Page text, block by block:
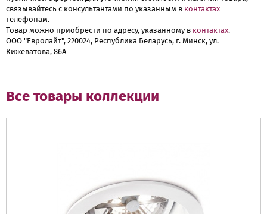
связывайтесь с консультантами по указанным в контактах
телефонам.
Товар можно приобрести по адресу, указанному в контактах.
ООО "Евролайт", 220024, Республика Беларусь, г. Минск, ул.
Кижеватова, 86А
Все товары коллекции